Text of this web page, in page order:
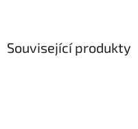
Související produkty